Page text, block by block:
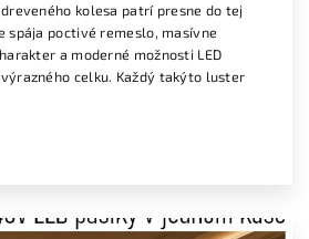
kolesa patrí presne do tej
spája poctivé remeslo, masívne
a moderné možnosti LED
celku. Každý takýto luster